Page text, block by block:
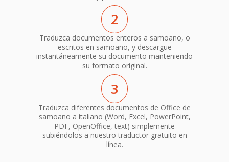
2
Traduzca documentos enteros a samoano, o
escritos en samoano, y descargue
instantáneamente su documento manteniendo
su formato original.
3
Traduzca diferentes documentos de Office de
samoano a italiano (Word, Excel, PowerPoint,
PDF, OpenOffice, text) simplemente
subiéndolos a nuestro traductor gratuito en
línea.